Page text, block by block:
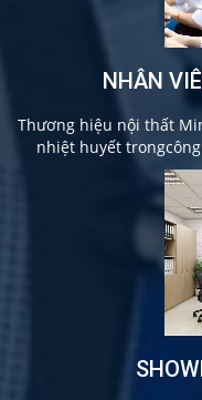
NHÂN
Thương hiệu nội thất
nhiệt huyết